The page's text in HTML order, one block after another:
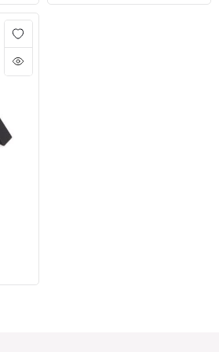
€16.99.